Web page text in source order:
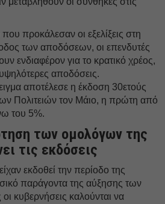
προκάλεσαν οι εξελίξεις στη
των αποδόσεων, οι επενδυτές
ενδιαφέρον για το κρατικό χρέος,
αποδόσεις.
αποτέλεσε η έκδοση 30ετούς
Πολιτειών τον Μάιο, η πρώτη από
του 5%.
των ομολόγων της
τις εκδόσεις
εκδοθεί την περίοδο της
παράγοντα της αύξησης των
κυβερνήσεις καλούνται να